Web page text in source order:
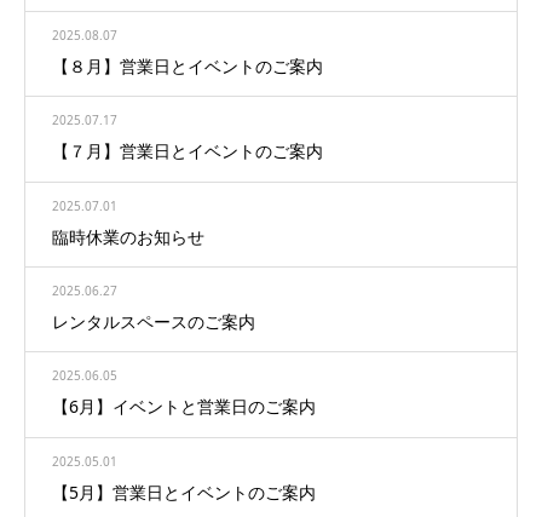
2025.08.07
【８月】営業日とイベントのご案内
2025.07.17
【７月】営業日とイベントのご案内
2025.07.01
臨時休業のお知らせ
2025.06.27
レンタルスペースのご案内
2025.06.05
【6月】イベントと営業日のご案内
2025.05.01
【5月】営業日とイベントのご案内